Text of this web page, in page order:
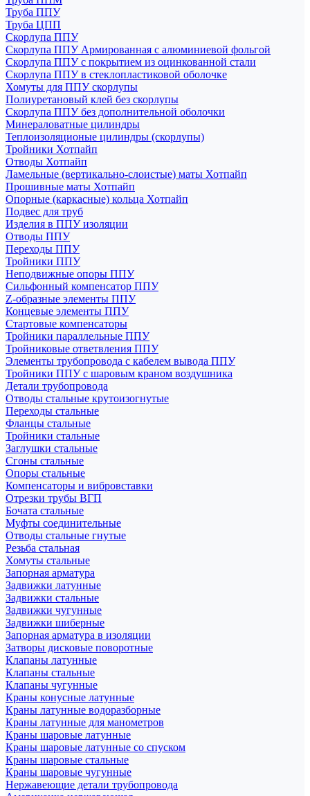
Труба ППУ
Труба ЦПП
Скорлупа ППУ
Скорлупа ППУ Армированная с алюминиевой фольгой
Скорлупа ППУ с покрытием из оцинкованной стали
Скорлупа ППУ в стеклопластиковой оболочке
Хомуты для ППУ скорлупы
Полиуретановый клей без скорлупы
Скорлупа ППУ без дополнительной оболочки
Минераловатные цилиндры
Теплоизоляционые цилиндры (скорлупы)
Тройники Хотпайп
Отводы Хотпайп
Ламельные (вертикально-слоистые) маты Хотпайп
Прошивные маты Хотпайп
Опорные (каркасные) кольца Хотпайп
Подвес для труб
Изделия в ППУ изоляции
Отводы ППУ
Переходы ППУ
Тройники ППУ
Неподвижные опоры ППУ
Cильфонный компенсатор ППУ
Z-образные элементы ППУ
Концевые элементы ППУ
Стартовые компенсаторы
Тройники параллельные ППУ
Тройниковые ответвления ППУ
Элементы трубопровода с кабелем вывода ППУ
Тройники ППУ с шаровым краном воздушника
Детали трубопровода
Отводы стальные крутоизогнутые
Переходы стальные
Фланцы стальные
Тройники стальные
Заглушки стальные
Сгоны стальные
Опоры стальные
Компенсаторы и вибровставки
Отрезки трубы ВГП
Бочата стальные
Муфты соединительные
Отводы стальные гнутые
Резьба стальная
Хомуты стальные
Запорная арматура
Задвижки латунные
Задвижки стальные
Задвижки чугунные
Задвижки шиберные
Запорная арматура в изоляции
Затворы дисковые поворотные
Клапаны латунные
Клапаны стальные
Клапаны чугунные
Краны конусные латунные
Краны латунные водоразборные
Краны латунные для манометров
Краны шаровые латунные
Краны шаровые латунные со спуском
Краны шаровые стальные
Краны шаровые чугунные
Нержавеющие детали трубопровода